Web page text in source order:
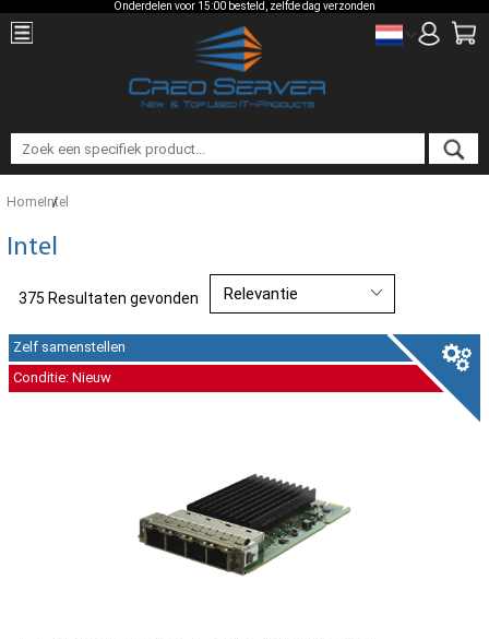
Onderdelen voor 15:00 besteld, zelfde dag verzonden
HomeIntel
Intel
375 Resultaten gevonden
Zelf samenstellen
Conditie: Nieuw